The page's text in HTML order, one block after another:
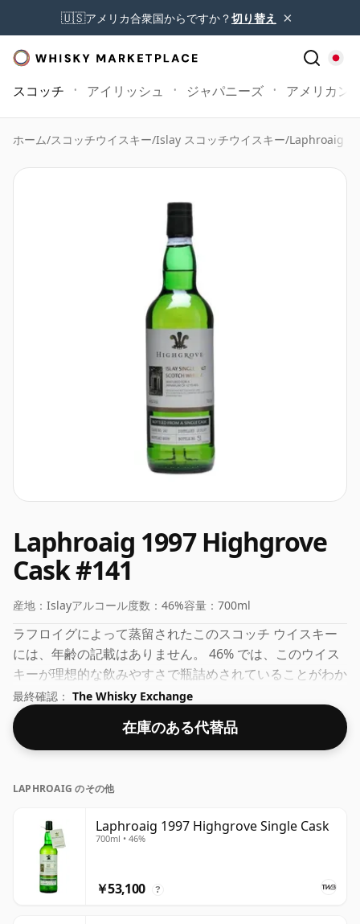
🇺🇸アメリカ合衆国からですか？切り替え ×
スコッチ アイリッシュ ジャパニーズ アメリカン
ホーム/スコッチウイスキー/Islay スコッチウイスキー/Laphroaig
Laphroaig 1997 Highgrove
Cask #141
産地： Islayアルコール度数： 46%容量： 700ml
ラフロイグによって蒸留されたこのスコッチ ウイスキー
には、年齢の記載はありません。 46% では、このウイス
キーが理想的な飲みやすさで瓶詰めされていることがわか
ります。通常のボトルサイズは70clです。
最終確認： The Whisky Exchange
在庫のある代替品
LAPHROAIG のその他
Laphroaig 1997 Highgrove Single Cask
700ml • 46%
￥53,100 ?